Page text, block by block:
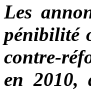
Les
pénibilité
contre-
en 2010,